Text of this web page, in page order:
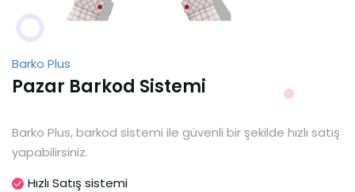
Barko Plus
Pazar Barkod Sistemi
Barko Plus, barkod sistemi ile güvenli bir şekilde hızlı satış
yapabilirsiniz.
Hızlı Satış sistemi